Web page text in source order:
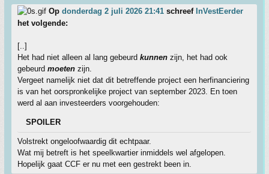
Op donderdag 2 juli 2026 21:41 schreef InVestEerder
het volgende:
[..]
Het had niet alleen al lang gebeurd kunnen zijn, het had ook
gebeurd moeten zijn.
Vergeet namelijk niet dat dit betreffende project een herfinanciering
is van het oorspronkelijke project van september 2023. En toen
werd al aan investeerders voorgehouden:
SPOILER
Volstrekt ongeloofwaardig dit echtpaar.
Wat mij betreft is het speelkwartier inmiddels wel afgelopen.
Hopelijk gaat CCF er nu met een gestrekt been in.